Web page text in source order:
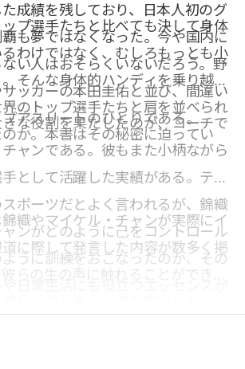
成績を残しており、日本人初のグ
も夢ではなくなった。今や国内に
い人はおそらくいないだろう。野
ッカーの本田圭佑と並び、間違い
アスリートのひとりである。
プ選手たちと比べても決して身体
わけではなく、むしろもっとも小
そんな身体的ハンディを乗り越え
のトップ選手たちと肩を並べられ
か。本書はその秘密に迫ってい
な役割を果たしたのが、コーチで
ャンである。彼もまた小柄ながら
として活躍した実績がある。テニ
ポーツだとよく言われるが、錦織
ンがどのように己をコントロール
ように訓練をおこなったのか、その
織やマイケル・チャンが実際にイ
に際して発言した内容が数多く掲
らの生の声に触れることができ
か。